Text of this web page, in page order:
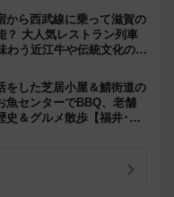
から西武線に乗って滋賀の
？ 大人気レストラン列車
わう近江牛や伝統文化の特
をした芝居小屋＆鯖街道の
魚センターでBBQ、老舗
史＆グルメ散歩【福井･小